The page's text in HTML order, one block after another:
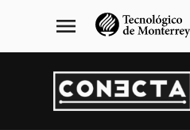
navegación
principal
menu